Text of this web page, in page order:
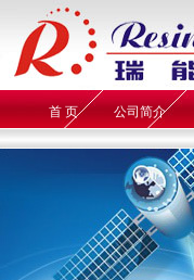
首 页 公司简介